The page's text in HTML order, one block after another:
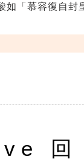
如「慕容復自封
回